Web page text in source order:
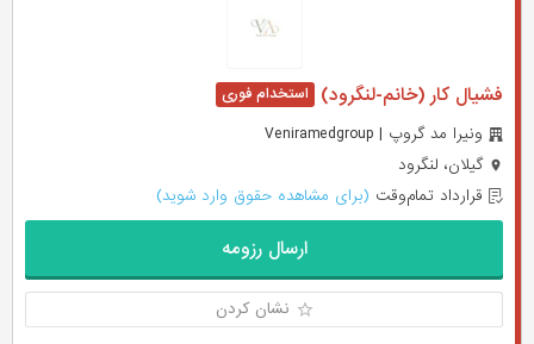
فشیال کار (خانم-لنگرود)
ونیرا مد گروپ | Veniramedgroup
گیلان، لنگرود
قرارداد تمام‌وقت (برای مشاهده حقوق وارد شوید)
ارسال رزومه
نشان کردن